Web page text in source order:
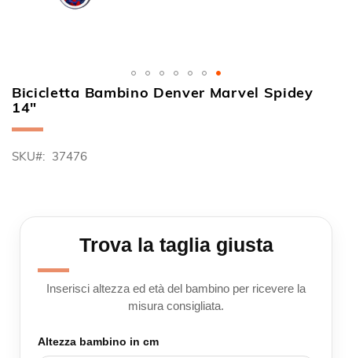
Bicicletta Bambino Denver Marvel Spidey
14"
SKU 37476
Trova la taglia giusta
Inserisci altezza ed età del bambino per ricevere la
misura consigliata.
Altezza bambino in cm
Vai
all'inizio
della
di